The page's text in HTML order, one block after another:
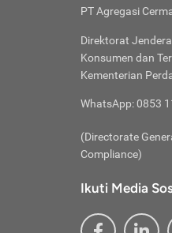
PT Agregasi
Direktorat
Konsumen dan
Kementerian
WhatsApp: 0853
(Directorate
Compliance)
Ikuti Media